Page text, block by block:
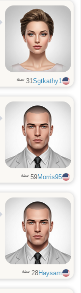
Sgtkathy1
31 سنة
Morris95
59 سنة
Haysam
28 سنة